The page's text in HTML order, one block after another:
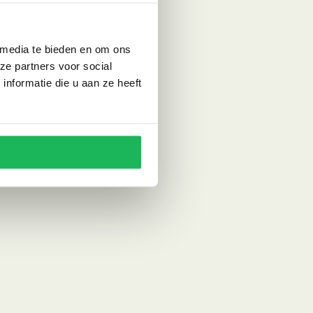
te bieden en om ons
partners voor social
die u aan ze heeft